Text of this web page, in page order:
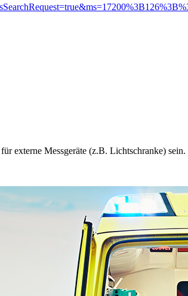
externe Messgeräte (z.B. Lichtschranke) sein.